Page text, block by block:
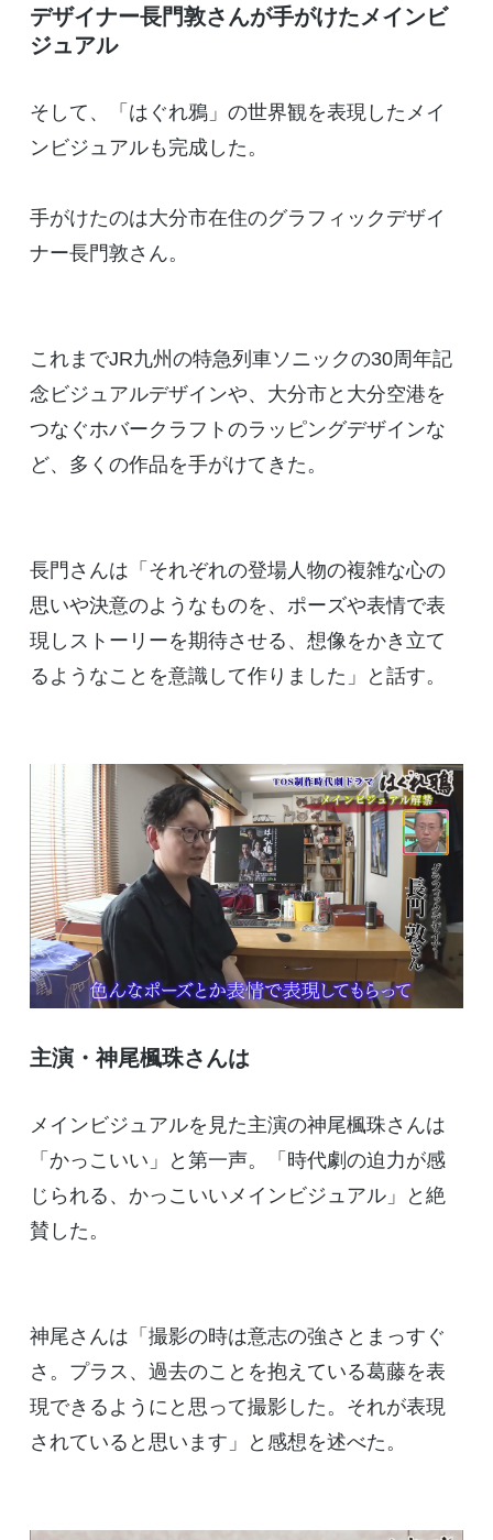
デザイナー長門敦さんが手がけたメインビ
ジュアル
そして、「はぐれ鴉」の世界観を表現したメイ
ンビジュアルも完成した。
手がけたのは大分市在住のグラフィックデザイ
ナー長門敦さん。
これまでJR九州の特急列車ソニックの30周年記
念ビジュアルデザインや、大分市と大分空港を
つなぐホバークラフトのラッピングデザインな
ど、多くの作品を手がけてきた。
長門さんは「それぞれの登場人物の複雑な心の
思いや決意のようなものを、ポーズや表情で表
現しストーリーを期待させる、想像をかき立て
るようなことを意識して作りました」と話す。
主演・神尾楓珠さんは
メインビジュアルを見た主演の神尾楓珠さんは
「かっこいい」と第一声。「時代劇の迫力が感
じられる、かっこいいメインビジュアル」と絶
賛した。
神尾さんは「撮影の時は意志の強さとまっすぐ
さ。プラス、過去のことを抱えている葛藤を表
現できるようにと思って撮影した。それが表現
されていると思います」と感想を述べた。